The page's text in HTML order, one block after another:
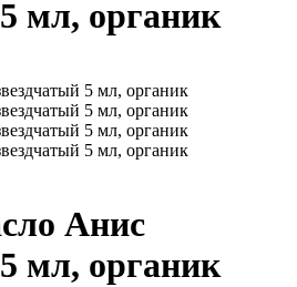
мл, органик
Анис
мл, органик